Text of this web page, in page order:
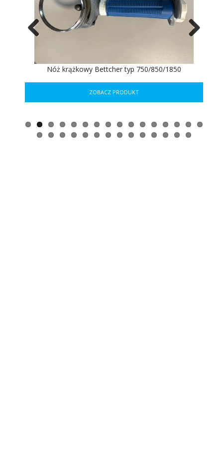
Nóż krążkowy Bettcher typ 750/850/1850
ZOBACZ PRODUKT